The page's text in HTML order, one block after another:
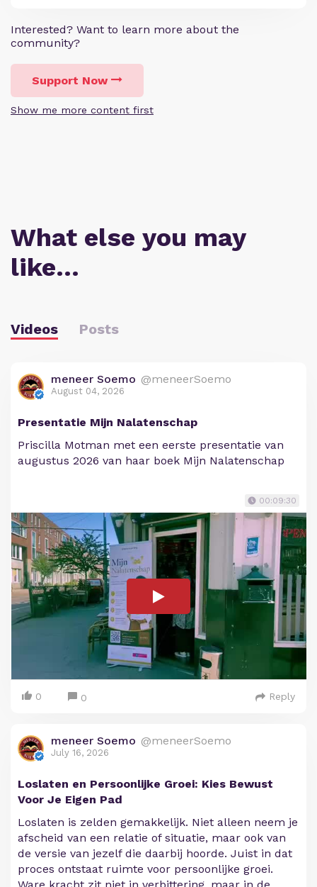
Interested? Want to learn more about the
community?
Support Now
Show me more content first
What else you may
like…
Videos Posts
meneer Soemo @meneerSoemo
August 04, 2026
Presentatie Mijn Nalatenschap
Priscilla Motman met een eerste presentatie van
augustus 2026 van haar boek Mijn Nalatenschap
00:09:30
0 0 Reply
meneer Soemo @meneerSoemo
July 16, 2026
Loslaten en Persoonlijke Groei: Kies Bewust
Voor Je Eigen Pad
Loslaten is zelden gemakkelijk. Niet alleen neem je
afscheid van een relatie of situatie, maar ook van
de versie van jezelf die daarbij hoorde. Juist in dat
proces ontstaat ruimte voor persoonlijke groei.